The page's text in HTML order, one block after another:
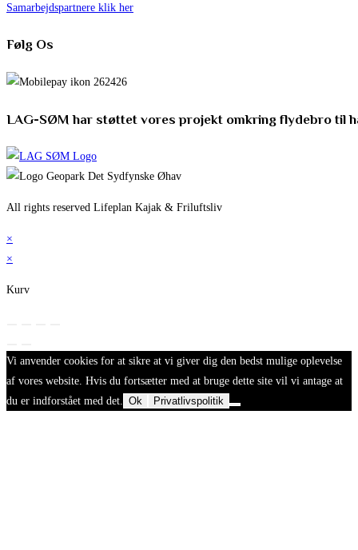
Samarbejdspartnere klik her
Følg Os
LAG-SØM har støttet vores projekt omkring flydebro til
All rights reserved Lifeplan Kajak & Friluftsliv
×
×
Kurv
Vi anvender cookies for at sikre at vi giver dig den bedst mulige oplevelse
af vores website. Hvis du fortsætter med at bruge dette site vil vi antage at
du er indforstået med det. Ok Privatlivspolitik